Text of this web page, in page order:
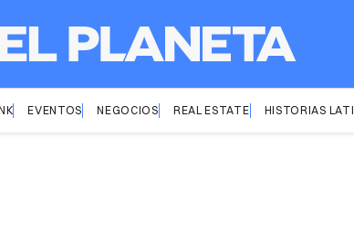
EVENTOS NEGOCIOS REAL ESTATE HISTORIAS